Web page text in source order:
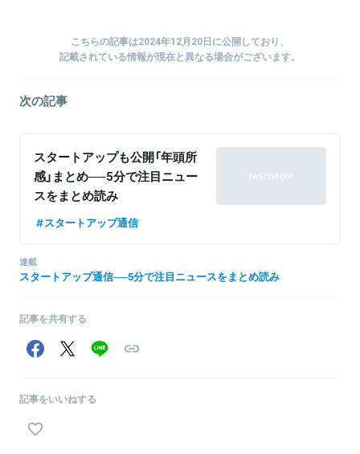
こちらの記事は2024年12月20日に公開しており、
記載されている情報が現在と異なる場合がございます。
次の記事
スタートアップも公開「年頭所
感」まとめ──5分で注目ニュー
スをまとめ読み
スタートアップ通信
連載
スタートアップ通信──5分で注目ニュースをまとめ読み
記事を共有する
記事をいいねする